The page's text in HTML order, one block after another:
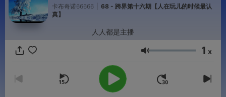
卡布奇诺66666
68 - 跨界第十六期【人在玩儿的时候最认
真】
人人都是主播
Volume 1 x